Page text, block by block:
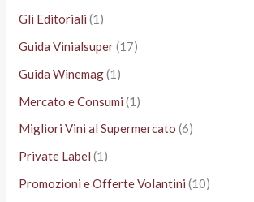
Gli Editoriali (1)
Guida Vinialsuper(17)
Guida Winemag(1)
Mercato e Consumi (1)
Migliori Vini al Supermercato (6)
Private Label (1)
Promozioni e Offerte Volantini (10)